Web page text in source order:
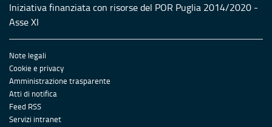
Iniziativa finanziata con risorse del POR Puglia 2014/2020 -
Asse XI
Note legali
Cookie e privacy
Amministrazione trasparente
Atti di notifica
Feed RSS
Servizi intranet